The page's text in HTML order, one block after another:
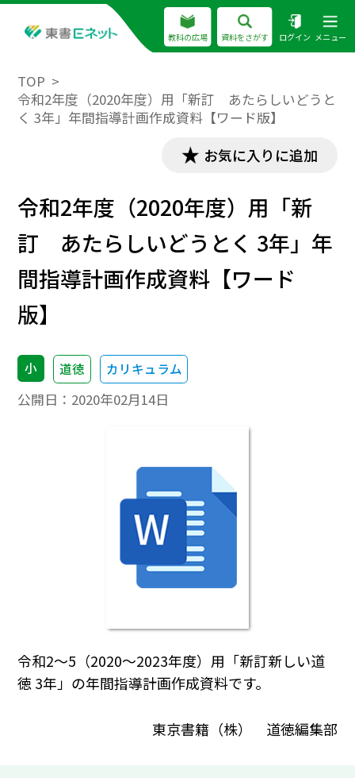
教科の広場 資料をさがす ログイン メニュー
TOP
令和2年度（2020年度）用「新訂 あたらしいどうと
く 3年」年間指導計画作成資料【ワード版】
お気に入りに追加
令和2年度（2020年度）用「新
訂 あたらしいどうとく 3年」年
間指導計画作成資料【ワード
版】
小 道徳 カリキュラム
公開日： 2020年02月14日
令和2～5（2020～2023年度）用「新訂新しい道
徳 3年」の年間指導計画作成資料です。
東京書籍（株） 道徳編集部